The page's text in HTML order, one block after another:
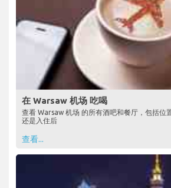
在 Warsaw 机场 吃喝
查看 Warsaw 机场 的所有酒吧和餐厅，包括位
还是入住后
查看...